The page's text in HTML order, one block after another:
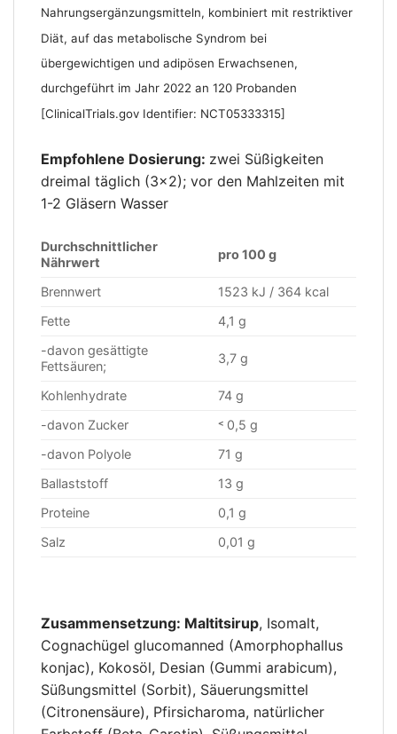
Nahrungsergänzungsmitteln, kombiniert mit restriktiver
Diät, auf das metabolische Syndrom bei
übergewichtigen und adipösen Erwachsenen,
durchgeführt im Jahr 2022 an 120 Probanden
[ClinicalTrials.gov Identifier: NCT05333315]
Empfohlene Dosierung: zwei Süßigkeiten
dreimal täglich (3×2); vor den Mahlzeiten mit
1-2 Gläsern Wasser
Durchschnittlicher
Nährwert
pro 100 g
Brennwert
1523 kJ / 364 kcal
Fette
4,1 g
-davon gesättigte
Fettsäuren;
3,7 g
Kohlenhydrate
74 g
-davon Zucker
˂ 0,5 g
-davon Polyole
71 g
Ballaststoff
13 g
Proteine
0,1 g
Salz
0,01 g
Zusammensetzung: Maltitsirup, Isomalt,
Cognachügel glucomanned (Amorphophallus
konjac), Kokosöl, Desian (Gummi arabicum),
Süßungsmittel (Sorbit), Säuerungsmittel
(Citronensäure), Pfirsicharoma, natürlicher